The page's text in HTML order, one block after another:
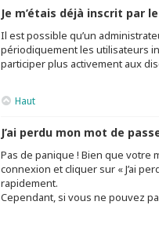
Je m’étais déjà inscrit par
Il est possible qu’un
périodiquement les utilisateurs
participer plus activement aux
Haut
J’ai perdu mon mot de
Pas de panique ! Bien que votre
connexion et cliquer sur « J’ai
rapidement.
Cependant, si vous ne pouvez